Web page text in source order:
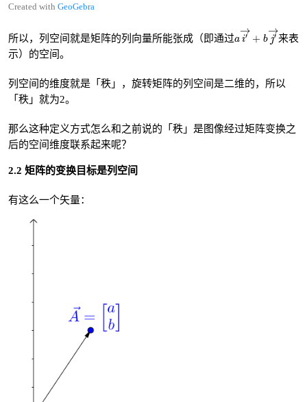
Created with GeoGebra
所以，列空间就是矩阵的列向量所能张成（即通过a
→
i′ + b
→
j′
→ →
来表
示）的空间。
列空间的维度就是「秩」，旋转矩阵的列空间是二维的，所以
「秩」就为2。
那么这种定义方式怎么和之前说的「秩」是图像经过矩阵变换之
后的空间维度联系起来呢？
2.2 矩阵的变换目标是列空间
有这么一个矢量：